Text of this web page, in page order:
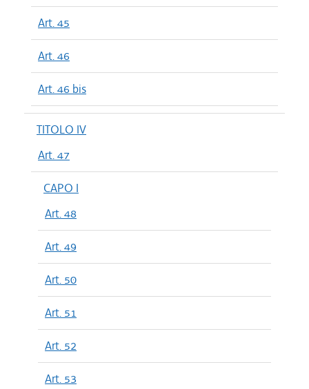
Art. 45
Art. 46
Art. 46 bis
TITOLO IV
Art. 47
CAPO I
Art. 48
Art. 49
Art. 50
Art. 51
Art. 52
Art. 53